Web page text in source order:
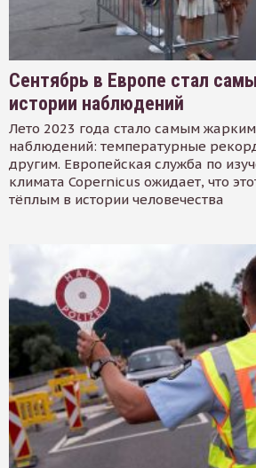
Сентябрь в Европе стал
истории наблюдений
Лето 2023 года стало самым
наблюдений: температурные
другим. Европейская служба по
климата Copernicus ожидает, что
тёплым в истории человечества